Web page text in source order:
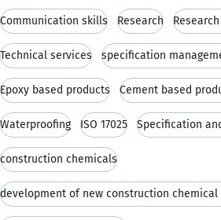
Communication skills Research
Technical services specification
Epoxy based products Cement based
Waterproofing ISO 17025 Specification
construction chemicals